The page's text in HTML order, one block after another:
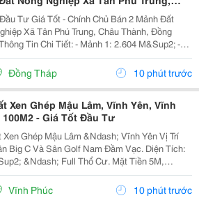
Đồng Tháp
Tư Giá Tốt - Chính Chủ Bán 2 Mảnh Đất
Xã Tân Phú Trung, Châu Thành, Đồng
Tin Chi Tiết: - Mảnh 1: 2.604 M&Sup2; -
1.527 M&Sup2; - Tổng Diện Tích: 4.131
Giá Bán: 1 Tỷ 100 Triệu (Bán Cả 2 Mảnh, Có...
Đồng Tháp 10 phút trước
Xen Ghép Mậu Lâm, Vĩnh Yên, Vĩnh
100M2 - Giá Tốt Đầu Tư
Ghép Mậu Lâm &Ndash; Vĩnh Yên Vị Trí
Big C Và Sân Golf Nam Đầm Vạc. Diện Tích:
&Ndash; Full Thổ Cư. Mặt Tiền 5M,
13,5M. Chỉ 5 Phút Đến Big C Và Bến Xe
Liền Kề Các Khu Đô Thị: Nam Đầm Vạc,...
Vĩnh Phúc 10 phút trước